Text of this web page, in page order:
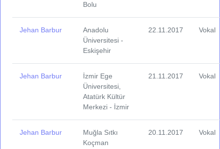
Bolu
Jehan Barbur
Anadolu
Üniversitesi -
Eskişehir
22.11.2017 Vokal
Jehan Barbur
İzmir Ege
Üniversitesi,
Atatürk Kültür
Merkezi - İzmir
21.11.2017 Vokal
Jehan Barbur
Muğla Sıtkı
Koçman
20.11.2017 Vokal